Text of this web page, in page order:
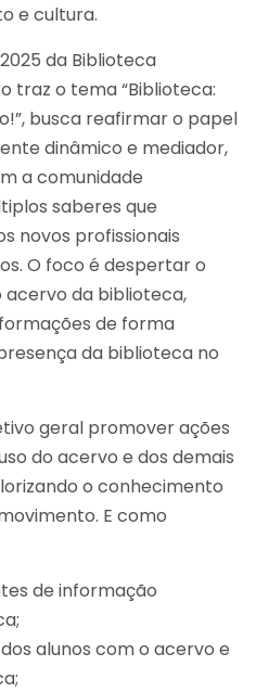
e cultura.
da Biblioteca
traz o tema “Biblioteca:
busca reafirmar o papel
dinâmico e mediador,
a comunidade
saberes que
novos profissionais
O foco é despertar o
acervo da biblioteca,
de forma
da biblioteca no
geral promover ações
do acervo e dos demais
o conhecimento
E como
de informação
alunos com o acervo e